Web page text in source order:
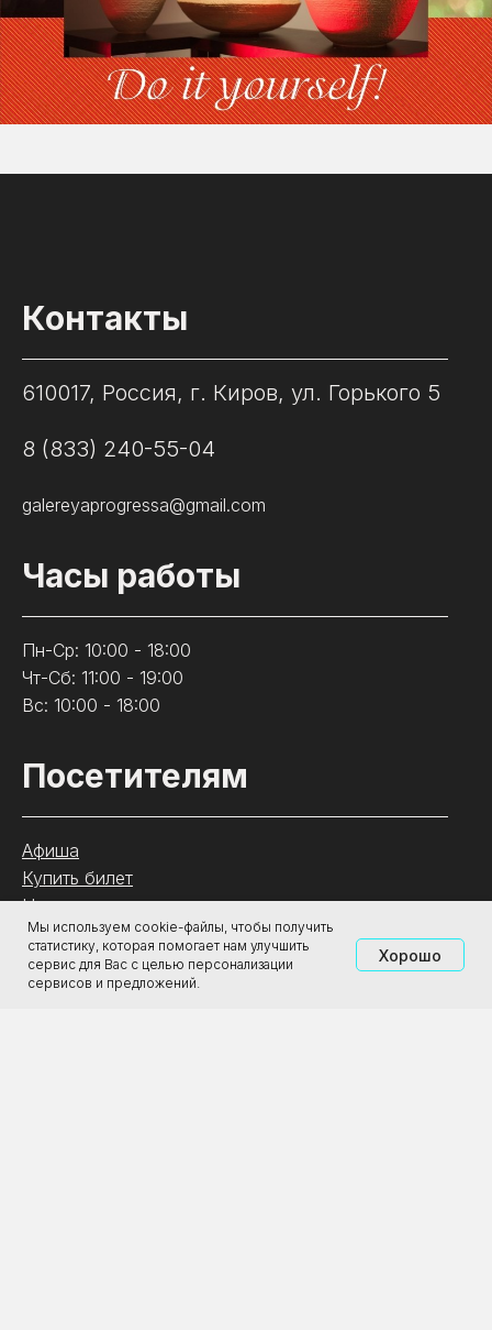
Мы используем cookie-файлы, чтобы получить
статистику, которая помогает нам улучшить
сервис для Вас с целью персонализации
сервисов и предложений.
Хорошо
Контакты
610017, Россия, г. Киров, ул. Горького 5
8 (833) 240-55-04
galereyaprogressa@gmail.com
Часы работы
Пн-Ср: 10:00 - 18:00
Чт-Сб: 11:00 - 19:00
Вс: 10:00 - 18:00
Посетителям
Афиша
Купить билет
Новости
Изостудия
Зал славы рок-н-ролла
Контакты